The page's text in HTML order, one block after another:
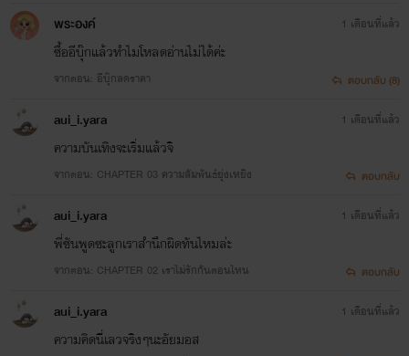
พระองค์
ซื้อ​อี​บุ๊ก​แล้วทำไมโหลดอ่านไม่ได้ค่ะ
จากตอน: อีบุ๊กลดราคา
1 เดือนที่แล้ว
ตอบกลับ (8)
aui_i.yara
ความบันเทิงจะเริ่มแล้วจิ
จากตอน: CHAPTER 03 ความสัมพันธ์ยุ่งเหยิง
1 เดือนที่แล้ว
ตอบกลับ
aui_i.yara
พี่ซันพูดซะลูกเราสำนึกผิดทันไหมล่ะ
จากตอน: CHAPTER 02 เราไม่รักกันตอนไหน
1 เดือนที่แล้ว
ตอบกลับ
aui_i.yara
ความคิดนี่เลวจริงๆนะอัยมอส
1 เดือนที่แล้ว